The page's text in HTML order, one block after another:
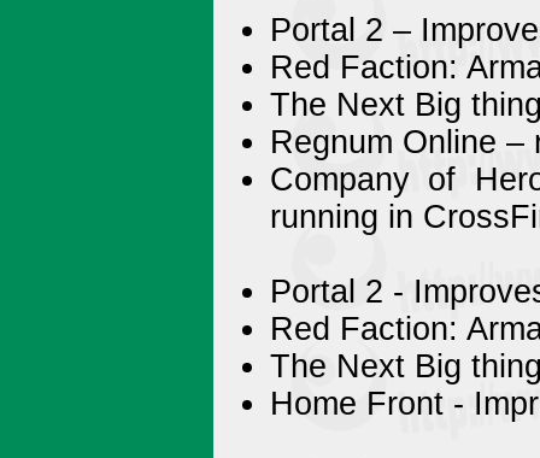
Portal 2 –
Red Faction:
The Next Big
Regnum Online
Company of
running in
Portal 2 -
Red Faction:
The Next Big
Home Front -